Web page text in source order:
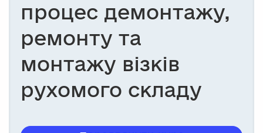
процес демонтажу,
ремонту та
монтажу візків
рухомого складу